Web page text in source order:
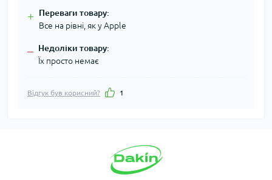
+ Переваги товару:
Все на рівні, як у Apple
– Недоліки товару:
Їх просто немає
Відгук був корисний? 1